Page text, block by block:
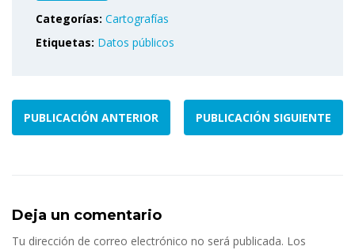
Categorías: Cartografías
Etiquetas: Datos públicos
PUBLICACIÓN ANTERIOR PUBLICACIÓN SIGUIENTE
Deja un comentario
Tu dirección de correo electrónico no será publicada. Los